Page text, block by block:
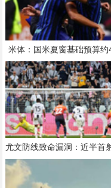
米体：国米夏窗基础预算约
万欧，出售球员后可超
尤文防线致命漏洞：近半首
球